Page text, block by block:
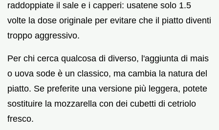
raddoppiate il sale e i capperi: usatene solo 1.5
volte la dose originale per evitare che il piatto diventi
troppo aggressivo.
Per chi cerca qualcosa di diverso, l'aggiunta di mais
o uova sode è un classico, ma cambia la natura del
piatto. Se preferite una versione più leggera, potete
sostituire la mozzarella con dei cubetti di cetriolo
fresco.